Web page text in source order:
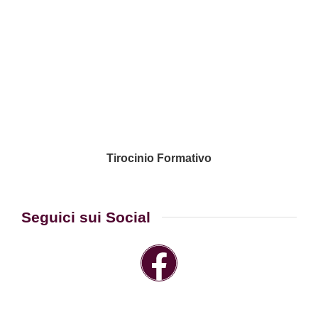
Tirocinio Formativo
Seguici sui Social